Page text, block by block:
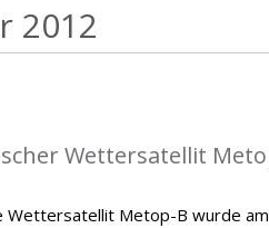
2012
Wettersatellit
Wettersatellit Metop-B wurde